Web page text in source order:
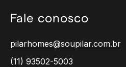
Fale conosco
pilarhomes@soupilar.com.br
(11) 93502-5003